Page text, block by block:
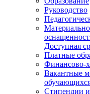
Руководство
Доступная
Платные
Финансово-
Вакантные
Стипендии